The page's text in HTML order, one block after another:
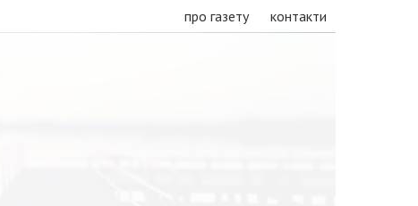
про газету контакти